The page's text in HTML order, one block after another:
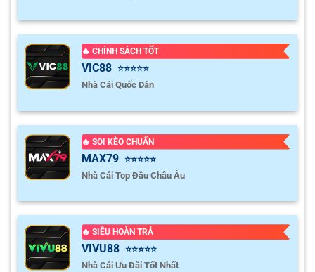
🔥 CHÍNH SÁCH TỐT
VIC88 ⭐⭐⭐⭐⭐
Nhà Cái Quốc Dân
🔥 SOI KÈO CHUẨN
MAX79 ⭐⭐⭐⭐⭐
Nhà Cái Top Đầu Châu Âu
🔥 SIÊU HOÀN TRẢ
VIVU88 ⭐⭐⭐⭐⭐
Nhà Cái Ưu Đãi Tốt Nhất